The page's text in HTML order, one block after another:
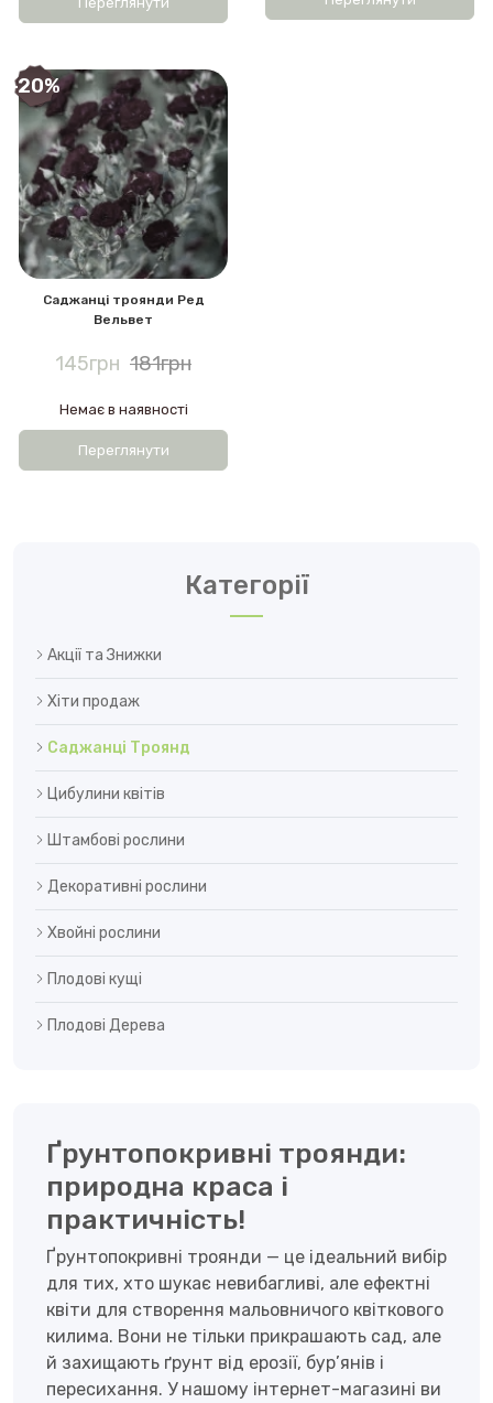
Категорії
Акції та Знижки
Хіти продаж
Саджанці Троянд
Цибулини квітів
Штамбові рослини
Декоративні рослини
Хвойні рослини
Плодові кущі
Плодові Дерева
-20%
Саджанці троянди Ред
Вельвет
145грн 181грн
Немає в наявності
Переглянути
Ґрунтопокривні троянди:
природна краса і
практичність!
Ґрунтопокривні троянди — це ідеальний вибір
для тих, хто шукає невибагливі, але ефектні
квіти для створення мальовничого квіткового
килима. Вони не тільки прикрашають сад, але
й захищають ґрунт від ерозії, бур’янів і
пересихання. У нашому інтернет-магазині ви